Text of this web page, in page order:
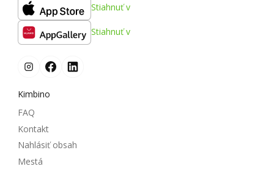
Stiahnuť v
Stiahnuť v
Kimbino
FAQ
Kontakt
Nahlásiť obsah
Mestá